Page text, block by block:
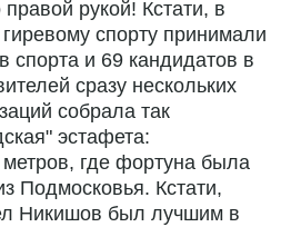
рукой! Кстати, в
спорту принимали
спорта и 69 кандидатов в
сразу нескольких
собрала так
эстафета:
где фортуна была
Подмосковья. Кстати,
Никишов был лучшим в